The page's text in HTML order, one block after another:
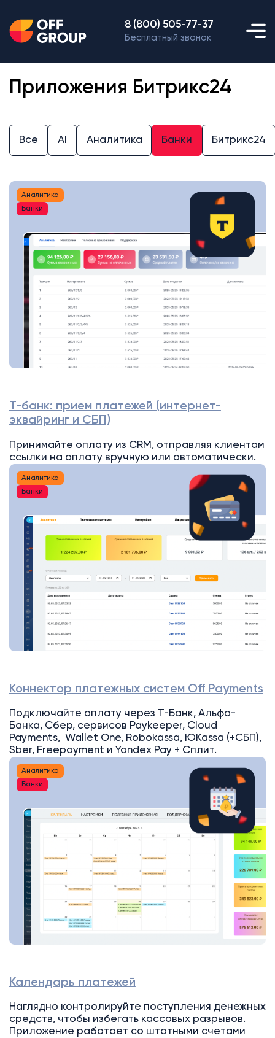
8 (800) 505-77-37
Бесплатный звонок
Приложения Битрикс24
Все AI Аналитика Банки Битрикс24
Аналитика
Банки
Т-банк: прием платежей (интернет-
эквайринг и СБП)
Принимайте оплату из CRM, отправляя клиентам
ссылки на оплату вручную или автоматически.
Аналитика
Банки
Коннектор платежных систем Off Payments
Подключайте оплату через Т-Банк, Альфа-
Банка, Сбер, сервисов Paykeeper, Cloud
Payments, Wallet One, Robokassa, ЮKassa (+СБП),
Sber, Freepayment и Yandex Pay + Сплит.
Аналитика
Банки
Календарь платежей
Наглядно контролируйте поступления денежных
средств, чтобы избегать кассовых разрывов.
Приложение работает со штатными счетами